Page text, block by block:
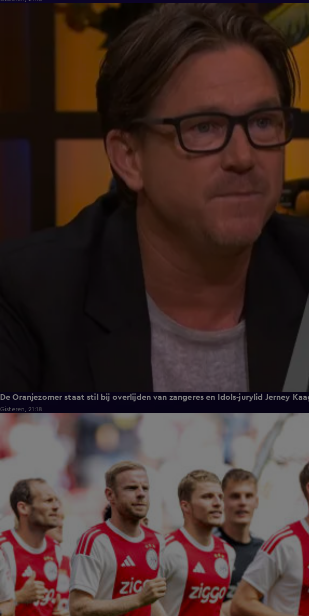
De Oranjezomer staat stil bij overlijden van zangeres en Idols-jurylid Jerney
Gisteren, 21:18